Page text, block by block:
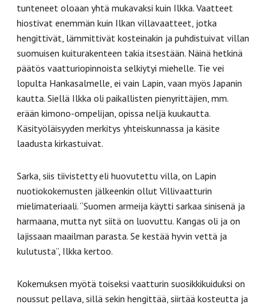
tunteneet oloaan yhtä mukavaksi kuin Ilkka. Vaatteet
hiostivat enemmän kuin Ilkan villavaatteet, jotka
hengittivät, lämmittivät kosteinakin ja puhdistuivat villan
suomuisen kuiturakenteen takia itsestään. Näinä hetkinä
päätös vaatturiopinnoista selkiytyi miehelle. Tie vei
lopulta Hankasalmelle, ei vain Lapin, vaan myös Japanin
kautta. Siellä Ilkka oli paikallisten pienyrittäjien, mm.
erään kimono-ompelijan, opissa neljä kuukautta.
Käsityöläisyyden merkitys yhteiskunnassa ja käsite
laadusta kirkastuivat.
Sarka, siis tiivistetty eli huovutettu villa, on Lapin
nuotiokokemusten jälkeenkin ollut Villivaatturin
mielimateriaali. “Suomen armeija käytti sarkaa sinisenä ja
harmaana, mutta nyt siitä on luovuttu. Kangas oli ja on
lajissaan maailman parasta. Se kestää hyvin vettä ja
kulutusta”, Ilkka kertoo.
Kokemuksen myötä toiseksi vaatturin suosikkikuiduksi on
noussut pellava, sillä sekin hengittää, siirtää kosteutta ja